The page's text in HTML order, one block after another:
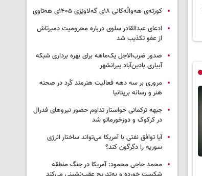
کورتەی هەواڵەکانی ۱۸ی گەلاوێژی ۱۴۰۵ی هەتاوی
ادعای عبدالقادر سلوی درباره محرومیت دمیرتاش
از عفو تکذیب شد
صدور ضرب‌الاجل یک‌ماهه برای بهره برداری شبکه
آبیاری بادین‌آباد پیرانشهر
مروری بر سه دهه فعالیت هنرمند کُرد در صحنه
هنر و رسانه بریتانیا
جبهه ترکمانی خواستار تداوم حضور نیروهای فدرال
در کرکوک و دوزخورماتو شد
آیا توافق نفتی با آمریکا می‌تواند ساختار انرژی
سوریه را دگرگون کند؟
محمد حاجی محمود: آمریکا در جنگ منطقه